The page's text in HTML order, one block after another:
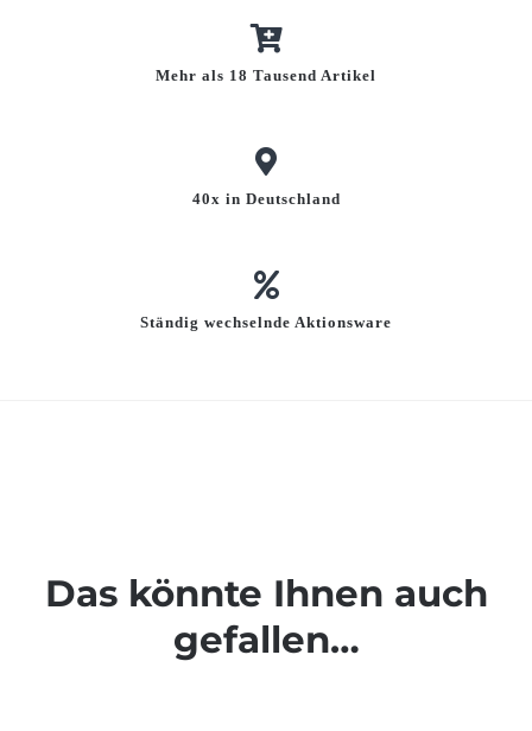
Mehr als 18 Tausend Artikel
40x in Deutschland
Ständig wechselnde Aktionsware
Das könnte Ihnen auch
gefallen…